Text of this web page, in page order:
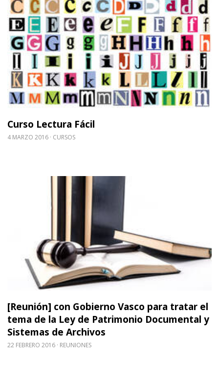
Curso Lectura Fácil
4 MARZO 2016 CURSOS
[Reunión] con Gobierno Vasco para tratar el
tema de la Ley de Patrimonio Documental y
Sistemas de Archivos
22 FEBRERO 2016 REUNIONES
Leer m�s sobre [Reunión] con Gobierno Vasco